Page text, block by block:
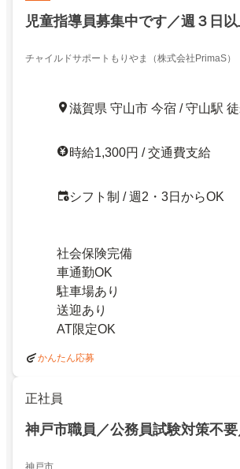
児童指導員募集中です／週３日
チャイルドサポートもりやま（株式会社PrimaS）
滋賀県 守山市 今宿 / 守山駅
時給1,300円 / 交通費支給
シフト制 / 週2・3日からOK
社会保険完備
車通勤OK
駐車場あり
送迎あり
AT限定OK
かんたん応募
正社員
神戸市職員／公務員試験対策不